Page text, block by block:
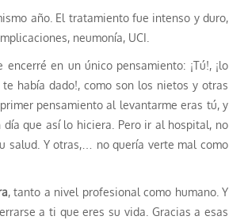
año. El tratamiento fue intenso y duro,
neumonía, UCI.
en un único pensamiento: ¡Tú!, ¡lo
había dado!, como son los nietos y otras
pensamiento al levantarme eras tú, y
día que así lo hiciera. Pero ir al hospital, no
salud. Y otras,… no quería verte mal como
, tanto a nivel profesional como humano. Y
a ti que eres su vida. Gracias a esas